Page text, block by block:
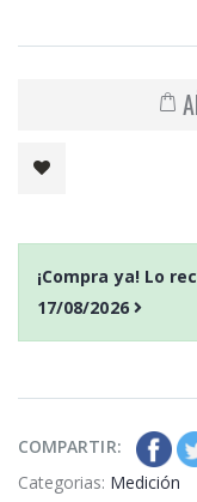
¡Compra ya! Lo
17/08/2026
COMPARTIR:
Categorias: Medición